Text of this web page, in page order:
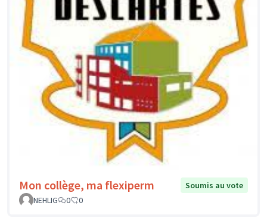
Mon collège, ma flexiperm
Soumis au vote
NEHLIG
0 0